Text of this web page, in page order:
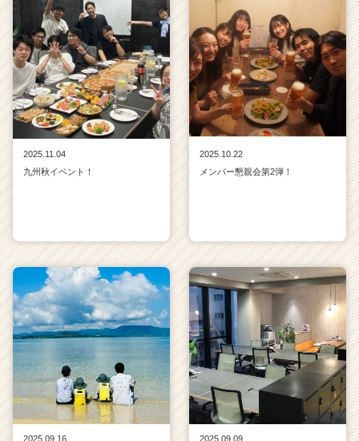
2025.11.04
九州秋イベント！
2025.10.22
メンバー懇親会第2弾！
2025.09.16 2025.09.09